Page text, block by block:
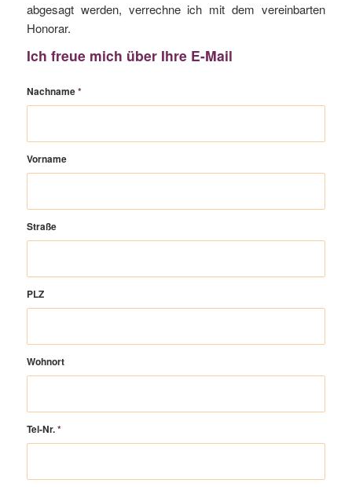
abgesagt werden, verrechne ich mit dem vereinbarten
Honorar.
Ich freue mich über Ihre E-Mail
Nachname*
Vorname
Straße
PLZ
Wohnort
Tel-Nr.*